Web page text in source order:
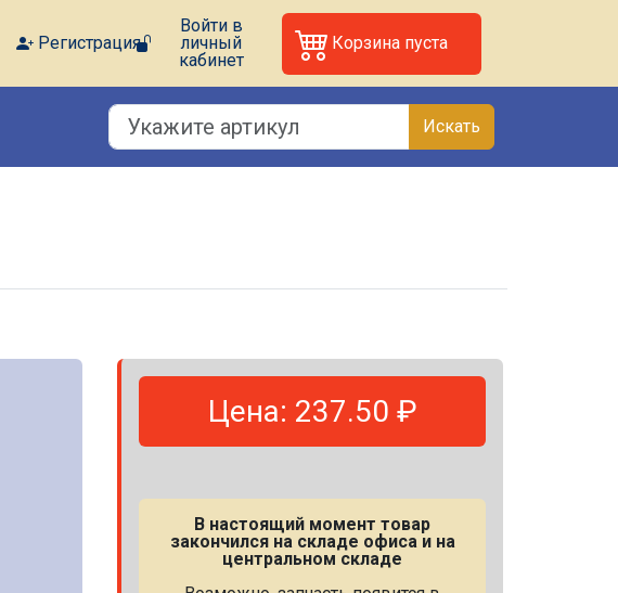
Регистрация
Войти в
личный
кабинет
Корзина пуста
Искать
Цена: 237.50 ₽
В настоящий момент товар
закончился на складе офиса и на
центральном складе